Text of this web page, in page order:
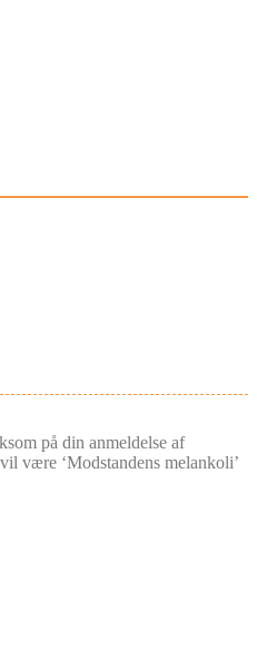
på din anmeldelse af
være ‘Modstandens melankoli’